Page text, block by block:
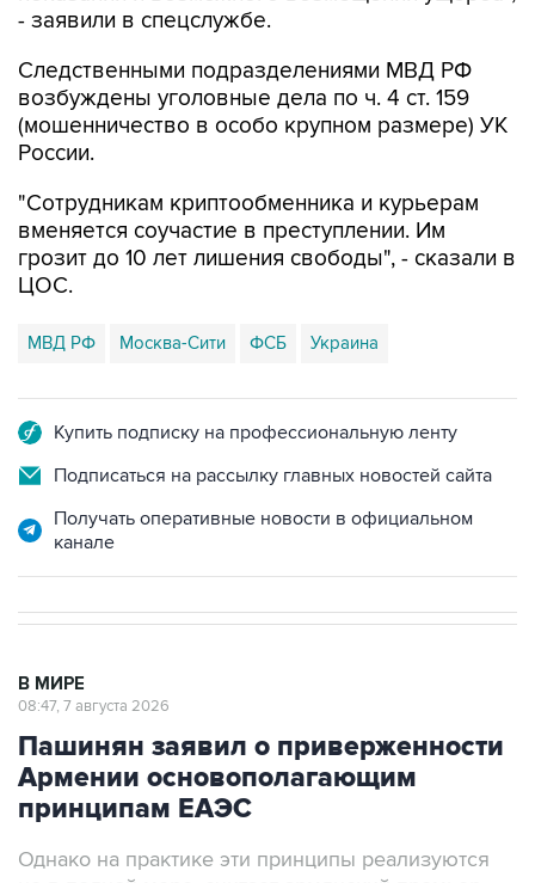
Следственными подразделениями МВД РФ
(мошенничество в особо крупном размере) УК
России.
"Сотрудникам криптообменника и курьерам
грозит до 10 лет лишения свободы", - сказали в
ЦОС.
МВД РФ
Подписаться на рассылку главных новостей сайта
Получать оперативные новости в официальном
Пашинян заявил о приверженности
Армении основополагающим
принципам ЕАЭС
Однако на практике эти принципы реализуются